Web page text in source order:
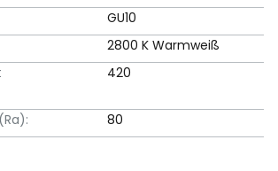
GU10
2800 K Warmweiß
420
80